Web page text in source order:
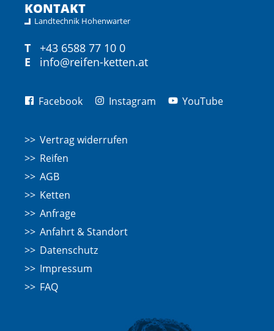
KONTAKT
Landtechnik Hohenwarter
T
+43 6588 77 10 0
E
info@reifen-ketten.at
Facebook Instagram YouTube
Vertrag widerrufen
Reifen
AGB
Ketten
Anfrage
Anfahrt & Standort
Datenschutz
Impressum
FAQ